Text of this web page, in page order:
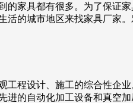
家具都有很多。为了保证
的城市地区来找家具厂家
程设计、施工的综合性企
进的自动化加工设备和真空加